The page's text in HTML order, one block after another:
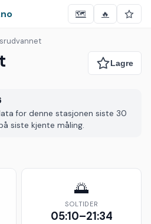
🗺️ 🔥
for denne stasjonen siste 30
siste kjente måling.
🌅
SOLTIDER
05:10–21:34